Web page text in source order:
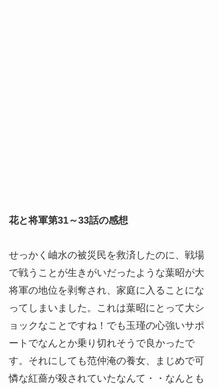
花と将軍第31～33話の感想
せっかく岫水の被災民を救済したのに、戦場
で戦うことが生きがいだったような葉昭が大
将軍の地位を剥奪され、家庭に入ることにな
ってしまいました。これは葉昭にとって大シ
ョックなことですね！でも玉瑾の心強いサポ
ートでなんとか乗り切れそうで良かったで
す。それにしても范仲淹の養女、まじめで可
憐な紅薔が殺されていたなんて・・なんとも